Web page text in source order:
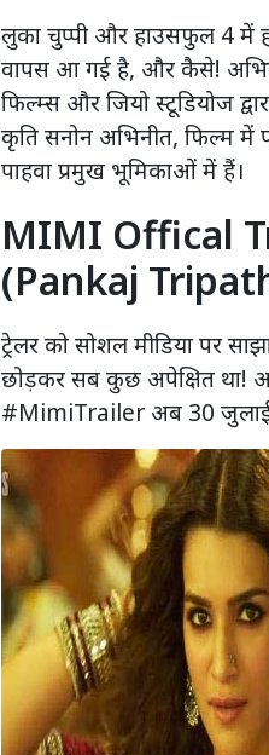
लुका चुप्पी और हाउसफुल 4 में
वापस आ गई है, और कैसे!
फिल्म्स और जियो स्टूडियोज
कृति सनोन अभिनीत, फिल्म में
पाहवा प्रमुख भूमिकाओं में हैं।
MIMI Offical
(Pankaj
ट्रेलर को सोशल मीडिया पर
छोड़कर सब कुछ अपेक्षित था!
#MimiTrailer अब 30 जुलाई